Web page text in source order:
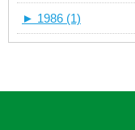
► 1986 (1)